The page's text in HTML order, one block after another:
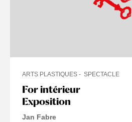
For intérieur
Exposition
ARTS PLASTIQUES SPECTACLE
Jan Fabre